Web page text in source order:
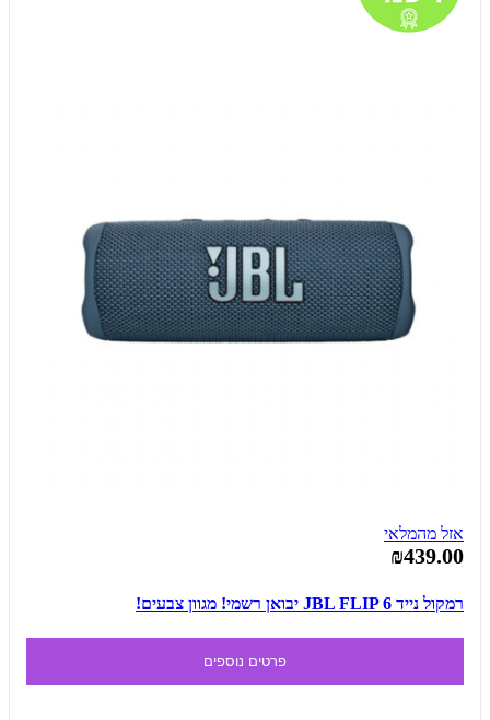
אזל מהמלאי
₪439.00
רמקול נייד JBL FLIP 6 יבואן רשמי! מגוון צבעים!
פרטים נוספים